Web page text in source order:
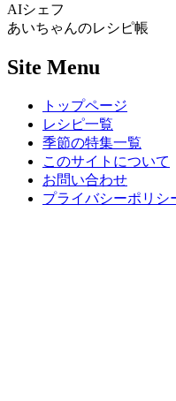
AIシェフ
あいちゃんのレシピ帳
Site Menu
トップページ
レシピ一覧
季節の特集一覧
このサイトについて
お問い合わせ
プライバシーポリシ